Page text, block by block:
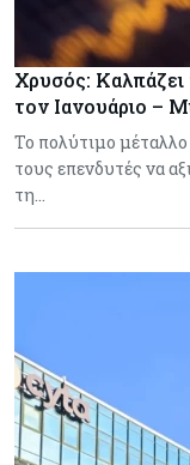
Χρυσός:
τον Ιανουάριο –
Το πολύτιμο μέταλλο
τους επενδυτές να
τη…